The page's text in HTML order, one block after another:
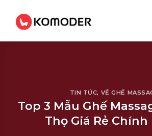
content
TIN TỨC, VỀ GHẾ
Top 3 Mẫu Ghế
Thọ Giá Rẻ Chính